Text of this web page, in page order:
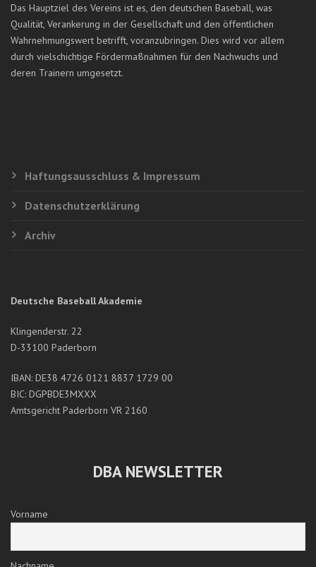
Das Hauptziel des Vereins ist es, den deutschen Baseball, was
Qualität, Verankerung in der Gesellschaft und den öffentlichen
Wahrnehmungswert betrifft, voranzubringen. Dies wird vor allem
durch vielschichtige Fördermaßnahmen für den Nachwuchs und
deren Trainern umgesetzt.
Haftungsausschluss & Impressum
Datenschutzerklärung
Archiv
Deutsche Baseball Akademie
Klingenderstr. 22
D-33100 Paderborn
IBAN: DE38 4726 0121 8837 1729 00
BIC: DGPBDE3MXXX
Amtsgericht Paderborn VR 2160
DBA NEWSLETTER
Vorname